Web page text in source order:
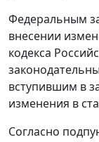
Федеральным
внесении
кодекса
вступившим в
изменения в
Согласно